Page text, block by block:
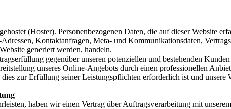
(Hoster). Personenbezogenen Daten, die auf dieser Website
Kontaktanfragen, Meta- und Kommunikationsdaten,
generiert werden, handeln.
gegenüber unseren potenziellen und bestehenden
unseres Online-Angebots durch einen professionellen
zur Erfüllung seiner Leistungspflichten erforderlich ist und unsere
haben wir einen Vertrag über Auftragsverarbeitung mit